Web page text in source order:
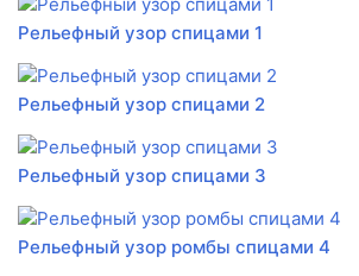
Рельефный узор спицами 1
Рельефный узор спицами 2
Рельефный узор спицами 3
Рельефный узор ромбы спицами 4